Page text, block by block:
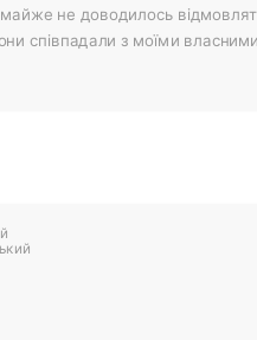
не доводилось
співпадали з моїми